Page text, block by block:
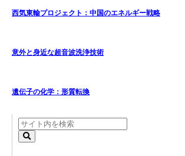
西気東輸プロジェクト：中国のエネルギー戦略
意外と身近な超音波洗浄技術
遺伝子の化学：形質転換